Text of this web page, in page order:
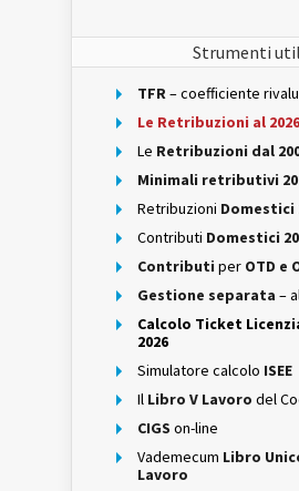
Strumenti
TFR – coefficiente
Le Retribuzioni al 2026
Le Retribuzioni dal
Minimali retributivi
Retribuzioni Domestici
Contributi Domestici
Contributi per OTD e
Gestione separata –
Calcolo Ticket
2026
Simulatore calcolo ISEE
Il Libro V Lavoro del
CIGS on-line
Vademecum Libro
Lavoro